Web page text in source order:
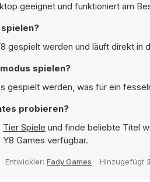
geeignet und funktioniert am
spielen?
gespielt werden und läuft direkt in
spielen?
gespielt werden, was für ein
probieren?
Tier Spiele und finde beliebte Titel
Games verfügbar.
Entwickler: Fady Games Hinzugefügt